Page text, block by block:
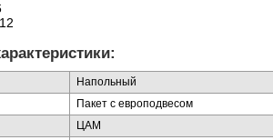
Напольный
Пакет с европодвесом
ЦАМ